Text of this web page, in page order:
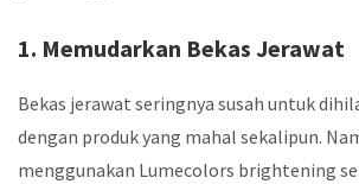
1. Memudarkan Bekas Jerawat
Bekas jerawat seringnya susah untuk
dengan produk yang mahal sekalipun.
menggunakan Lumecolors brightening